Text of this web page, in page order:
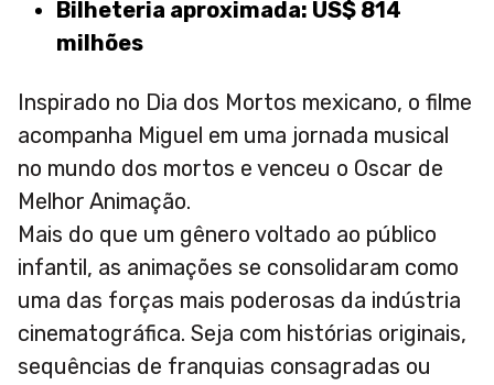
Bilheteria aproximada: US$ 814
milhões
Inspirado no Dia dos Mortos mexicano, o filme
acompanha Miguel em uma jornada musical
no mundo dos mortos e venceu o Oscar de
Melhor Animação.
Mais do que um gênero voltado ao público
infantil, as animações se consolidaram como
uma das forças mais poderosas da indústria
cinematográfica. Seja com histórias originais,
sequências de franquias consagradas ou